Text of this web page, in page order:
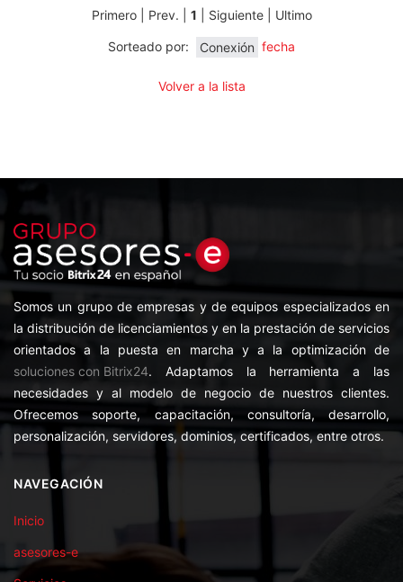
Primero | Prev. | 1 | Siguiente | Ultimo
Sorteado por: Conexión fecha
Volver a la lista
Somos un grupo de empresas y de equipos especializados en
la distribución de licenciamientos y en la prestación de servicios
orientados a la puesta en marcha y a la optimización de
soluciones con Bitrix24. Adaptamos la herramienta a las
necesidades y al modelo de negocio de nuestros clientes.
Ofrecemos soporte, capacitación, consultoría, desarrollo,
personalización, servidores, dominios, certificados, entre otros.
NAVEGACIÓN
Inicio
asesores-e